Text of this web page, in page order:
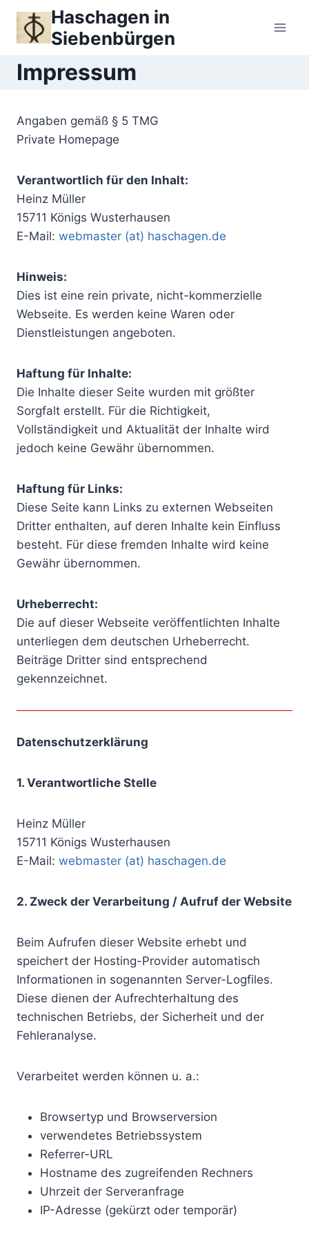
Zum
Inhalt
springen
Haschagen in
Siebenbürgen
Impressum
Angaben gemäß § 5 TMG
Private Homepage
Verantwortlich für den Inhalt:
Heinz Müller
15711 Königs Wusterhausen
E-Mail: webmaster (at) haschagen.de
Hinweis:
Dies ist eine rein private, nicht-kommerzielle
Webseite. Es werden keine Waren oder
Dienstleistungen angeboten.
Haftung für Inhalte:
Die Inhalte dieser Seite wurden mit größter
Sorgfalt erstellt. Für die Richtigkeit,
Vollständigkeit und Aktualität der Inhalte wird
jedoch keine Gewähr übernommen.
Haftung für Links:
Diese Seite kann Links zu externen Webseiten
Dritter enthalten, auf deren Inhalte kein Einfluss
besteht. Für diese fremden Inhalte wird keine
Gewähr übernommen.
Urheberrecht:
Die auf dieser Webseite veröffentlichten Inhalte
unterliegen dem deutschen Urheberrecht.
Beiträge Dritter sind entsprechend
gekennzeichnet.
Datenschutzerklärung
1. Verantwortliche Stelle
Heinz Müller
15711 Königs Wusterhausen
E-Mail: webmaster (at) haschagen.de
2. Zweck der Verarbeitung / Aufruf der Website
Beim Aufrufen dieser Website erhebt und
speichert der Hosting-Provider automatisch
Informationen in sogenannten Server-Logfiles.
Diese dienen der Aufrechterhaltung des
technischen Betriebs, der Sicherheit und der
Fehleranalyse.
Verarbeitet werden können u. a.:
Browsertyp und Browserversion
verwendetes Betriebssystem
Referrer-URL
Hostname des zugreifenden Rechners
Uhrzeit der Serveranfrage
IP-Adresse (gekürzt oder temporär)